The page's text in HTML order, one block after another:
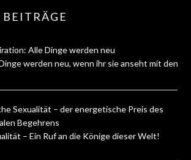
Alle Dinge werden neu
werden neu, wenn ihr sie anseht mit den
Sexualität – der energetische Preis des
Begehrens
– Ein Ruf an die Könige dieser Welt!